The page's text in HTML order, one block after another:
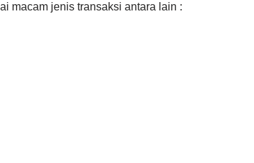
macam jenis transaksi antara lain :